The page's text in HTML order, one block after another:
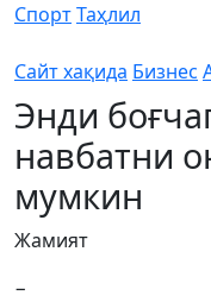
СпортТаҳлил
Сайт хақида Бизнес
Энди
навбатни
мумкин
Жамият
−